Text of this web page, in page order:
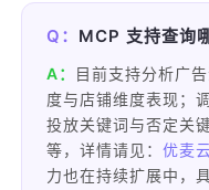
Q： MCP 支持查询
A：
目前支持分析广
度与店铺维度表现；
投放关键词与否定关
等，详情请见： 优麦
力也在持续扩展中，